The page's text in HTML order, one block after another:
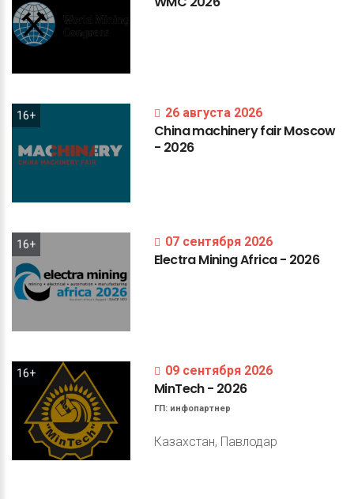
16+ 26 августа 2026
ChinamachineryfairMoscow
- 2026
16+ 07 сентября 2026
ElectraMiningAfrica- 2026
16+ 09 сентября 2026
MinTech- 2026
ГП: инфопартнер
Казахстан, Павлодар